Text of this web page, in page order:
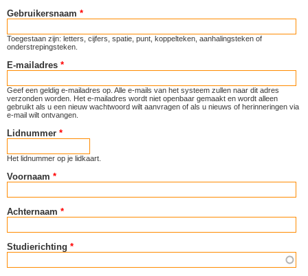
Gebruikersnaam *
Toegestaan zijn: letters, cijfers, spatie, punt, koppelteken, aanhalingsteken of
onderstrepingsteken.
E-mailadres *
Geef een geldig e-mailadres op. Alle e-mails van het systeem zullen naar dit adres
verzonden worden. Het e-mailadres wordt niet openbaar gemaakt en wordt alleen
gebruikt als u een nieuw wachtwoord wilt aanvragen of als u nieuws of herinneringen via
e-mail wilt ontvangen.
Lidnummer *
Het lidnummer op je lidkaart.
Voornaam *
Achternaam *
Studierichting *